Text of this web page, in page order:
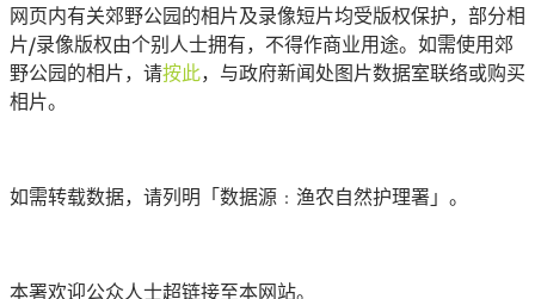
网页内有关郊野公园的相片及录像短片均受版权保护，部分相
片/录像版权由个别人士拥有，不得作商业用途。如需使用郊
野公园的相片，请按此，与政府新闻处图片数据室联络或购买
相片。
如需转载数据，请列明「数据源﹕渔农自然护理署」。